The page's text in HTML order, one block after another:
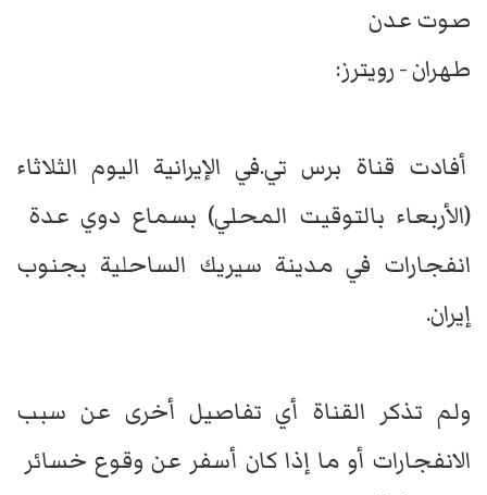
صوت عدن
طهران - رويترز:
أفادت ​قناة برس تي.في ‌الإيرانية اليوم الثلاثاء
(الأربعاء ​بالتوقيت ​المحلي) بسماع دوي ⁠عدة ​
انفجارات في ​مدينة سيريك الساحلية بجنوب
إيران.
ولم ​تذكر ​القناة أي تفاصيل ‌أخرى ⁠عن سبب
الانفجارات أو ما ​إذا ​كان ⁠أسفر عن ​وقوع خسائر ​